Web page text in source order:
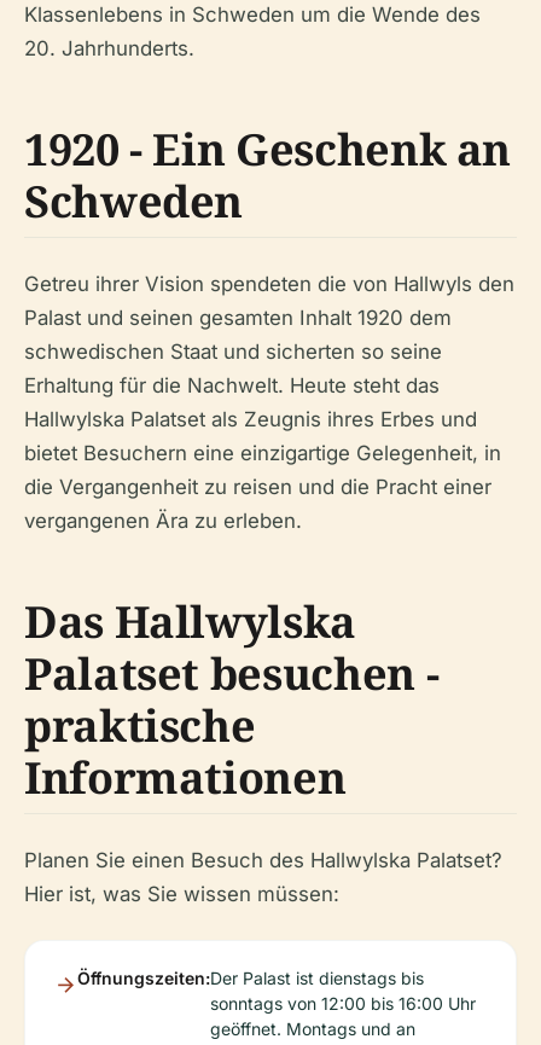
Klassenlebens in Schweden um die Wende des
20. Jahrhunderts.
1920 - Ein Geschenk an
Schweden
Getreu ihrer Vision spendeten die von Hallwyls den
Palast und seinen gesamten Inhalt 1920 dem
schwedischen Staat und sicherten so seine
Erhaltung für die Nachwelt. Heute steht das
Hallwylska Palatset als Zeugnis ihres Erbes und
bietet Besuchern eine einzigartige Gelegenheit, in
die Vergangenheit zu reisen und die Pracht einer
vergangenen Ära zu erleben.
Das Hallwylska
Palatset besuchen -
praktische
Informationen
Planen Sie einen Besuch des Hallwylska Palatset?
Hier ist, was Sie wissen müssen:
Öffnungszeiten:Der Palast ist dienstags bis
sonntags von 12:00 bis 16:00 Uhr
geöffnet. Montags und an